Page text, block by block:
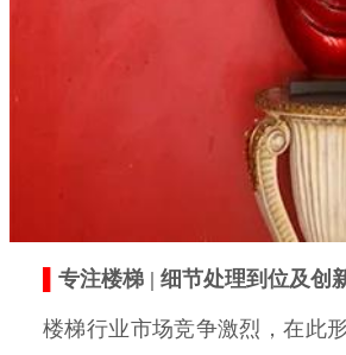
专注楼梯 | 细节处理到位及创
楼梯行业市场竞争激烈，在此